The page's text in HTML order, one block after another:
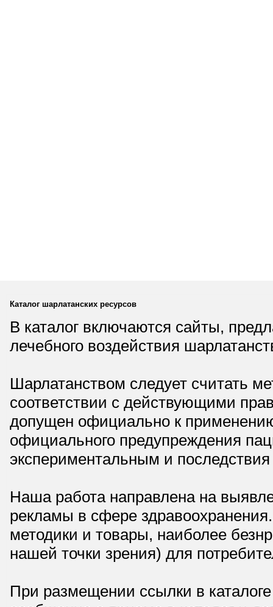
Каталог шарлатанских ресурсов
В каталог включаются сайты,
лечебного воздействия
Шарлатанством следует считать
соответствии с действующими
допущен официально к
официального предупреждения
экспериментальным и
Наша работа направлена на
рекламы в сфере
методики и товары, наиболее
нашей точки зрения) для
При размещении ссылки в